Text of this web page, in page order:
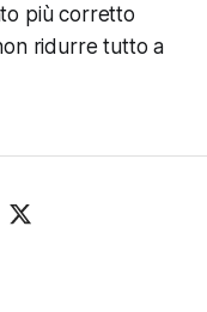
più corretto
ridurre tutto a